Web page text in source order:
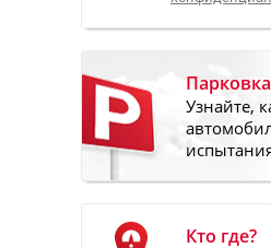
Узнайте,
Кто где?